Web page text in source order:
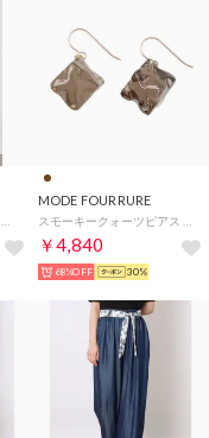
MODE FOURRURE
￥4,840
68%OFF 30%